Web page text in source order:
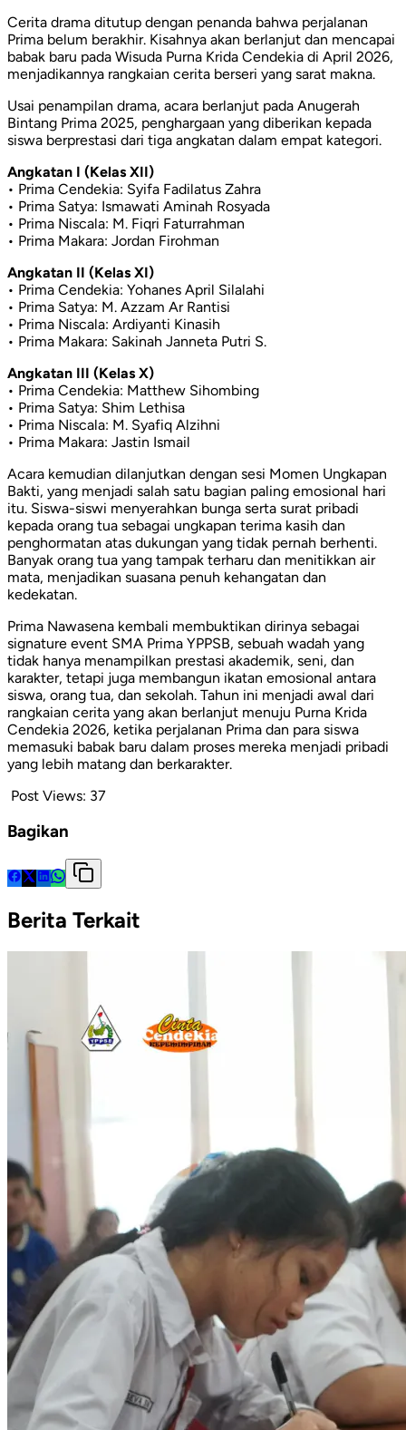
Cerita drama ditutup dengan penanda bahwa perjalanan
Prima belum berakhir. Kisahnya akan berlanjut dan mencapai
babak baru pada Wisuda Purna Krida Cendekia di April 2026,
menjadikannya rangkaian cerita berseri yang sarat makna.
Usai penampilan drama, acara berlanjut pada Anugerah
Bintang Prima 2025, penghargaan yang diberikan kepada
siswa berprestasi dari tiga angkatan dalam empat kategori.
Angkatan I (Kelas XII)
• Prima Cendekia: Syifa Fadilatus Zahra
• Prima Satya: Ismawati Aminah Rosyada
• Prima Niscala: M. Fiqri Faturrahman
• Prima Makara: Jordan Firohman
Angkatan II (Kelas XI)
• Prima Cendekia: Yohanes April Silalahi
• Prima Satya: M. Azzam Ar Rantisi
• Prima Niscala: Ardiyanti Kinasih
• Prima Makara: Sakinah Janneta Putri S.
Angkatan III (Kelas X)
• Prima Cendekia: Matthew Sihombing
• Prima Satya: Shim Lethisa
• Prima Niscala: M. Syafiq Alzihni
• Prima Makara: Jastin Ismail
Acara kemudian dilanjutkan dengan sesi Momen Ungkapan
Bakti, yang menjadi salah satu bagian paling emosional hari
itu. Siswa-siswi menyerahkan bunga serta surat pribadi
kepada orang tua sebagai ungkapan terima kasih dan
penghormatan atas dukungan yang tidak pernah berhenti.
Banyak orang tua yang tampak terharu dan menitikkan air
mata, menjadikan suasana penuh kehangatan dan
kedekatan.
Prima Nawasena kembali membuktikan dirinya sebagai
signature event SMA Prima YPPSB, sebuah wadah yang
tidak hanya menampilkan prestasi akademik, seni, dan
karakter, tetapi juga membangun ikatan emosional antara
siswa, orang tua, dan sekolah. Tahun ini menjadi awal dari
rangkaian cerita yang akan berlanjut menuju Purna Krida
Cendekia 2026, ketika perjalanan Prima dan para siswa
memasuki babak baru dalam proses mereka menjadi pribadi
yang lebih matang dan berkarakter.
Post Views: 37
Bagikan
Berita Terkait